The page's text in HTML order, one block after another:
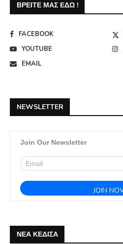
ΒΡΕΊΤΕ ΜΑΣ ΕΔΏ !
FACEBOOK
YOUTUBE
EMAIL
NEWSLETTER
Join Our Newsletter
ΝΕΑ ΚΕΔΙΣΑ